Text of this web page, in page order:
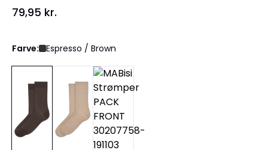
79,95 kr.
Farve: Espresso / Brown